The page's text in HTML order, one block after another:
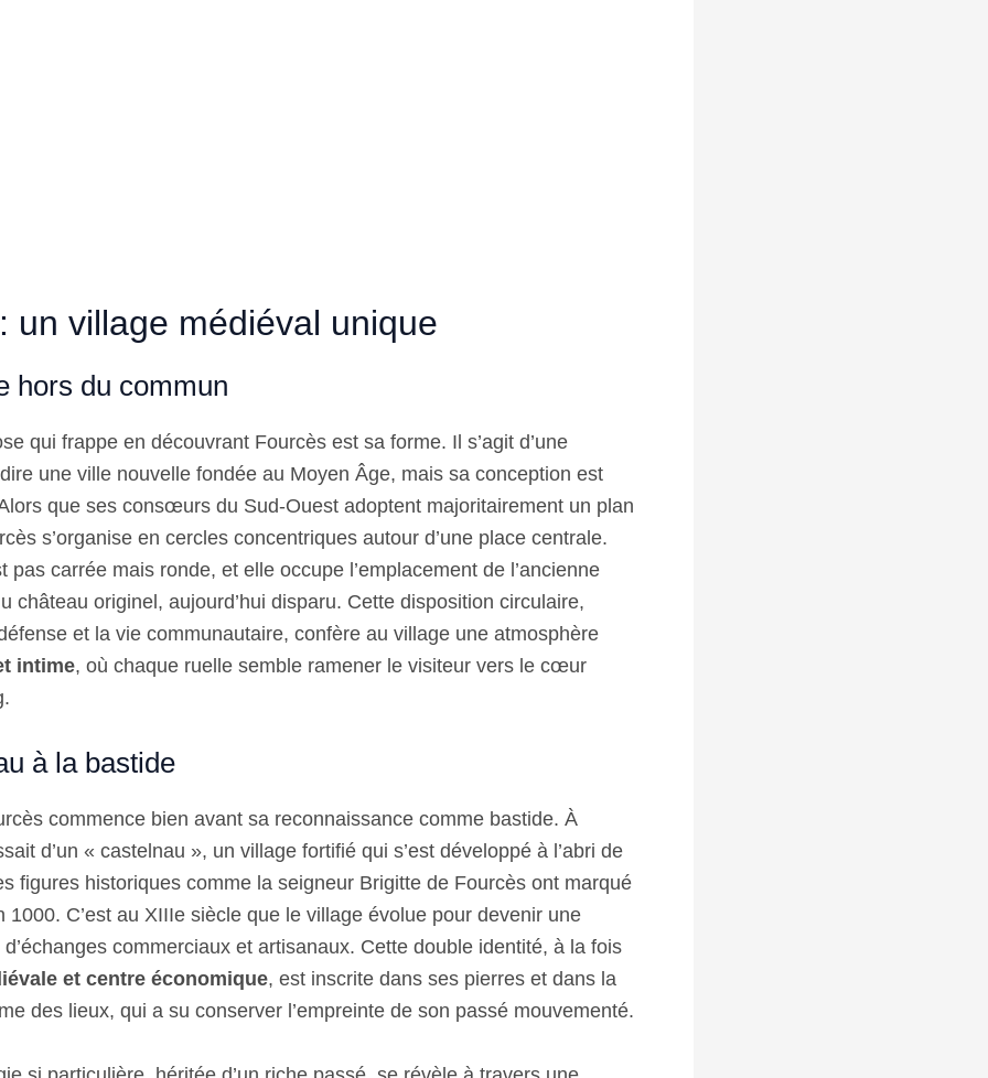
un village médiéval unique
hors du commun
qui frappe en découvrant Fourcès est sa forme. Il s’agit d’une
une ville nouvelle fondée au Moyen Âge, mais sa conception est
que ses consœurs du Sud-Ouest adoptent majoritairement un plan
s’organise en cercles concentriques autour d’une place centrale.
pas carrée mais ronde, et elle occupe l’emplacement de l’ancienne
château originel, aujourd’hui disparu. Cette disposition circulaire,
et la vie communautaire, confère au village une atmosphère
intime, où chaque ruelle semble ramener le visiteur vers le cœur
à la bastide
commence bien avant sa reconnaissance comme bastide. À
d’un « castelnau », un village fortifié qui s’est développé à l’abri de
figures historiques comme la seigneur Brigitte de Fourcès ont marqué
1000. C’est au XIIIe siècle que le village évolue pour devenir une
commerciaux et artisanaux. Cette double identité, à la fois
et centre économique, est inscrite dans ses pierres et dans la
des lieux, qui a su conserver l’empreinte de son passé mouvementé.